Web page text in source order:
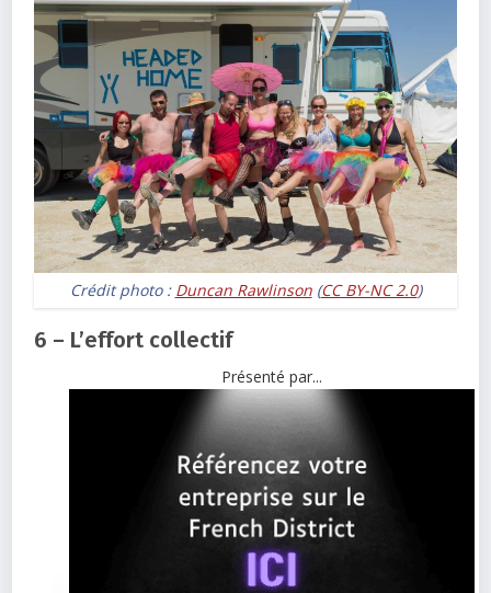
Crédit photo : Duncan Rawlinson(CC BY-NC 2.0)
6 – L’effort collectif
Présenté par...